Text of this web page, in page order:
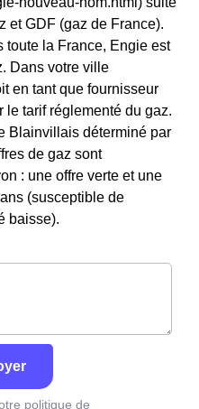
et GDF (gaz de France).
toute la France, Engie est
Dans votre ville
en tant que fournisseur
le tarif réglementé du gaz.
Blainvillais déterminé par
de gaz sont
: une offre verte et une
(susceptible de
baisse).
politique de